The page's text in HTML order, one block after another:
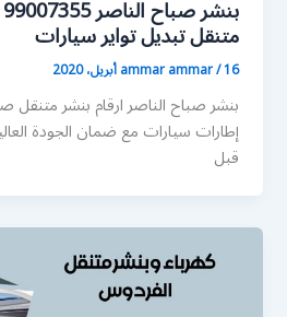
متنقل تبديل تواير سيارات
ammar ammar/16 أبريل، 2020
بنشر صباح الناصر ارقام بنشر متنقل
إطارات سيارات مع ضمان الجودة
قبل